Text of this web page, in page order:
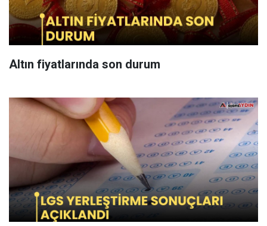
Altın fiyatlarında son durum